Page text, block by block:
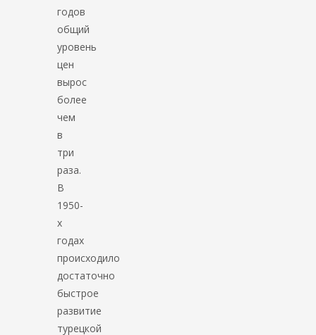
годов
общий
уровень
цен
вырос
более
чем
в
три
раза.
В
1950-
х
годах
происходило
достаточно
быстрое
развитие
турецкой